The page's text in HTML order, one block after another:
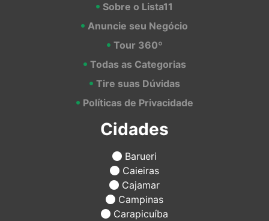
Sobre o Lista11
Anuncie seu Negócio
Tour 360º
Todas as Categorias
Tire suas Dúvidas
Políticas de Privacidade
Cidades
Barueri
Caieiras
Cajamar
Campinas
Carapicuíba